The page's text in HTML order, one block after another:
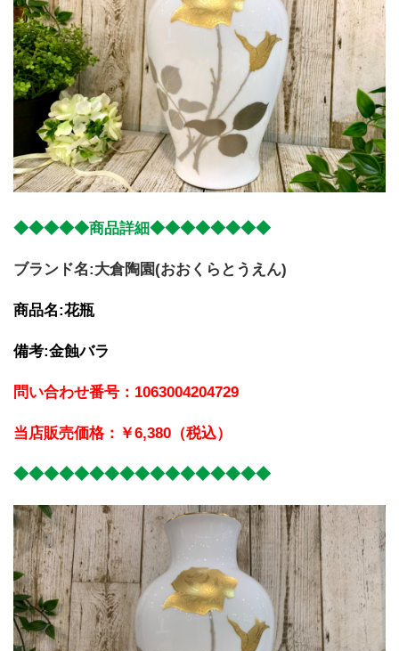
◆◆◆◆◆商品詳細◆◆◆◆◆◆◆◆
ブランド名:大倉陶園(おおくらとうえん)
商品名:花瓶
備考:金蝕バラ
問い合わせ番号：1063004204729
当店販売価格：￥6,380（税込）
◆◆◆◆◆◆◆◆◆◆◆◆◆◆◆◆◆